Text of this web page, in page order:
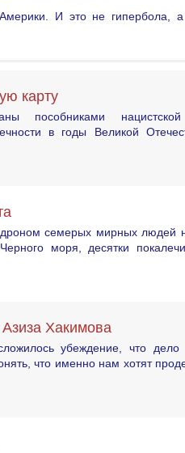
И это не гипербола, а
карту
пособниками
в годы Великой
дроном семерых мирных людей
моря, десятки
Хакимова
убеждение, что
что именно нам хотят